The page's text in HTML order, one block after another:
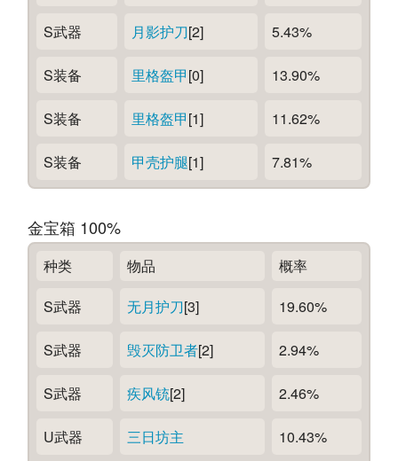
S武器 月影护刀[2] 5.43%
S装备 里格盔甲[0] 13.90%
S装备 里格盔甲[1] 11.62%
S装备 甲壳护腿[1] 7.81%
金宝箱 100%
种类 物品
概率
S武器
无月护刀[3] 19.60%
S武器 毁灭防卫者[2] 2.94%
S武器 疾风铳[2] 2.46%
U武器 三日坊主 10.43%